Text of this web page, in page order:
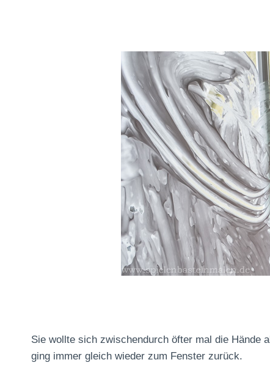
Sie wollte sich zwischendurch öfter mal die Hände
ging immer gleich wieder zum Fenster zurück.